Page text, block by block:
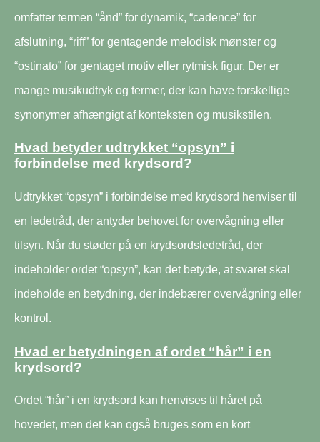
omfatter termen “ånd” for dynamik, “cadence” for
afslutning, “riff” for gentagende melodisk mønster og
“ostinato” for gentaget motiv eller rytmisk figur. Der er
mange musikudtryk og termer, der kan have forskellige
synonymer afhængigt af konteksten og musikstilen.
Hvad betyder udtrykket “opsyn” i
forbindelse med krydsord?
Udtrykket “opsyn” i forbindelse med krydsord henviser til
en ledetråd, der antyder behovet for overvågning eller
tilsyn. Når du støder på en krydsordsledetråd, der
indeholder ordet “opsyn”, kan det betyde, at svaret skal
indeholde en betydning, der indebærer overvågning eller
kontrol.
Hvad er betydningen af ordet “hår” i en
krydsord?
Ordet “hår” i en krydsord kan henvises til håret på
hovedet, men det kan også bruges som en kort